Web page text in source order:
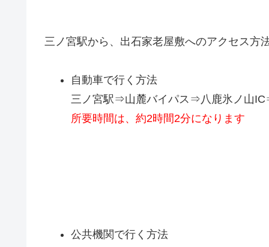
三ノ宮駅から、出石家老屋敷へのアクセス方法
自動車で行く方法
三ノ宮駅⇒山麓バイパス⇒八鹿氷ノ山
所要時間は、約2時間2分になります
公共機関で行く方法